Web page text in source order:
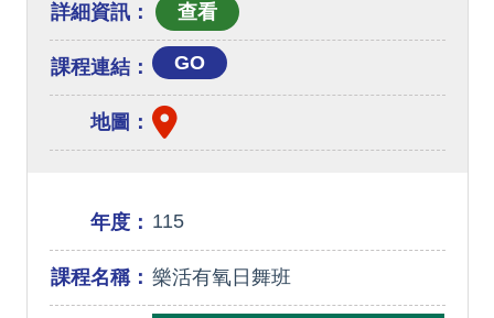
詳細資訊：
課程連結： GO
地圖：
年度： 115
課程名稱： 樂活有氧日舞班